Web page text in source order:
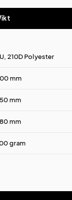
210D Polyester
mm
mm
mm
gram